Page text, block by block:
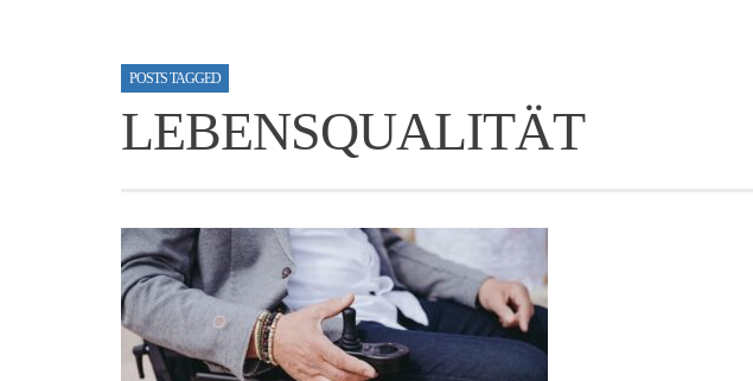
POSTS TAGGED
LEBENSQUALITÄT